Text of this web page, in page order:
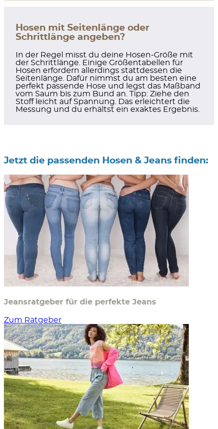
Hosen mit Seitenlänge oder
Schrittlänge angeben?
In der Regel misst du deine Hosen-Größe mit
der Schrittlänge. Einige Größentabellen für
Hosen erfordern allerdings stattdessen die
Seitenlänge. Dafür nimmst du am besten eine
perfekt passende Hose und legst das Maßband
vom Saum bis zum Bund an. Tipp: Ziehe den
Stoff leicht auf Spannung. Das erleichtert die
Messung und du erhältst ein exaktes Ergebnis.
Jetzt die passenden Hosen & Jeans finden:
Jeansratgeber für die perfekte Jeans
Zum Ratgeber